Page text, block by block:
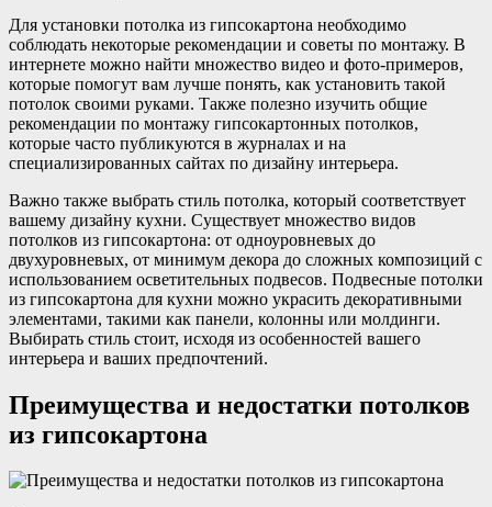
Для установки потолка из гипсокартона необходимо
соблюдать некоторые рекомендации и советы по монтажу. В
интернете можно найти множество видео и фото-примеров,
которые помогут вам лучше понять, как установить такой
потолок своими руками. Также полезно изучить общие
рекомендации по монтажу гипсокартонных потолков,
которые часто публикуются в журналах и на
специализированных сайтах по дизайну интерьера.
Важно также выбрать стиль потолка, который соответствует
вашему дизайну кухни. Существует множество видов
потолков из гипсокартона: от одноуровневых до
двухуровневых, от минимум декора до сложных композиций с
использованием осветительных подвесов. Подвесные потолки
из гипсокартона для кухни можно украсить декоративными
элементами, такими как панели, колонны или молдинги.
Выбирать стиль стоит, исходя из особенностей вашего
интерьера и ваших предпочтений.
Преимущества и недостатки потолков
из гипсокартона